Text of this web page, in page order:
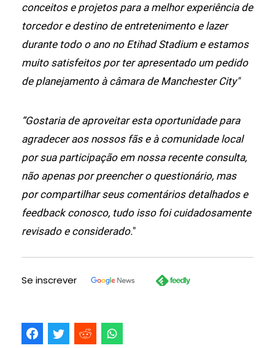
conceitos e projetos para a melhor experiência de
torcedor e destino de entretenimento e lazer
durante todo o ano no Etihad Stadium e estamos
muito satisfeitos por ter apresentado um pedido
de planejamento à câmara de Manchester City"
“Gostaria de aproveitar esta oportunidade para
agradecer aos nossos fãs e à comunidade local
por sua participação em nossa recente consulta,
não apenas por preencher o questionário, mas
por compartilhar seus comentários detalhados e
feedback conosco, tudo isso foi cuidadosamente
revisado e considerado."
Se inscrever